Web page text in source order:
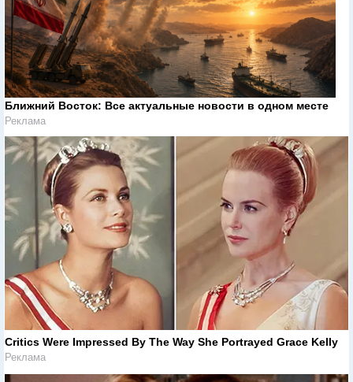
Ближний Восток: Все актуальные новости в одном месте
Реклама
Critics Were Impressed By The Way She Portrayed Grace Kelly
Реклама